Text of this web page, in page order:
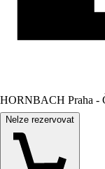
HORNBACH Praha -
Nelze rezervovat